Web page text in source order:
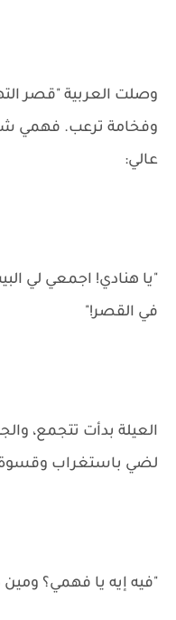
وصلت العربية "قصر
وفخامة ترعب. فهمي
عالي:
"يا هنادي! اجمعي لي
في القصر!"
العيلة بدأت تتجمع،
لضي باستغراب
"فيه إيه يا فهمي؟